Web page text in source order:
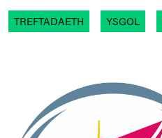
TREFTADAETH YSGOL